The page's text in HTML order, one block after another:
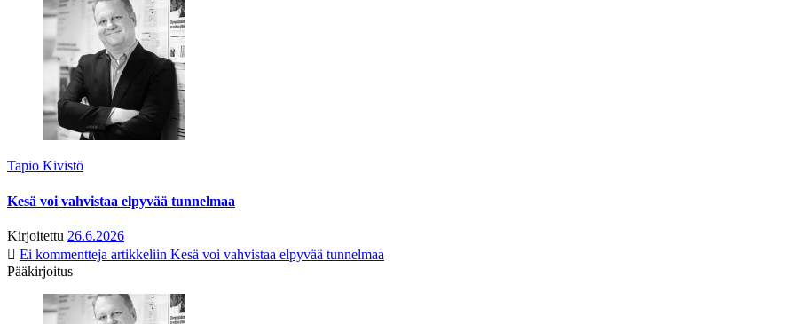
Tapio Kivistö
Kesä voi vahvistaa elpyvää tunnelmaa
Kirjoitettu 26.6.2026
Ei kommentteja artikkeliin Kesä voi vahvistaa elpyvää tunnelmaa
Pääkirjoitus